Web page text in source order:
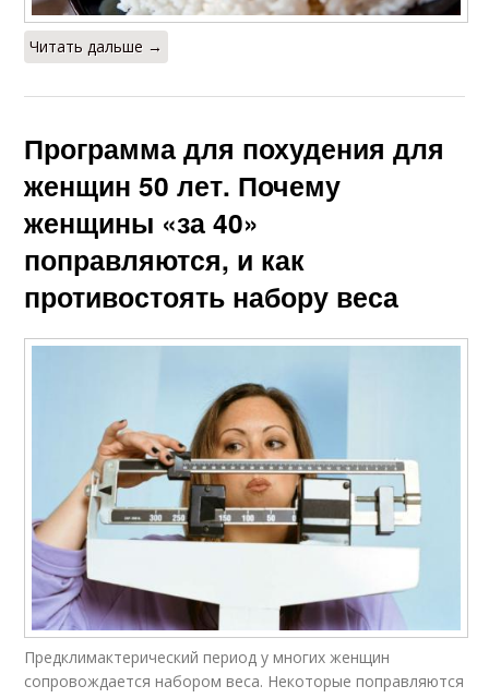
Читать дальше →
Программа для похудения для
женщин 50 лет. Почему
женщины «за 40»
поправляются, и как
противостоять набору веса
Предклимактерический период у многих женщин
сопровождается набором веса. Некоторые поправляются